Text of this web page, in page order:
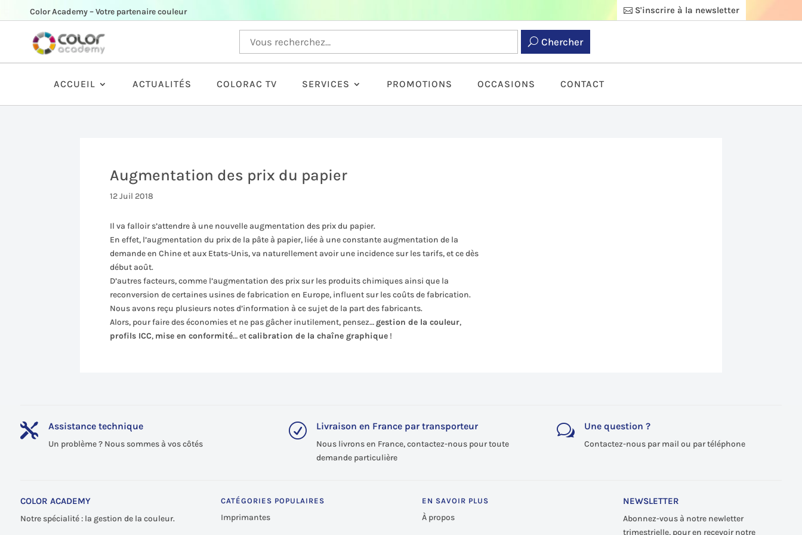
Color Academy – Votre partenaire couleur S'inscrire à la newsletter
Chercher
ACCUEIL ACTUALITÉS COLORAC TV SERVICES PROMOTIONS OCCASIONS CONTACT
Augmentation des prix du papier
12 Juil 2018
Il va falloir s’attendre à une nouvelle augmentation des prix du papier.
En effet, l’augmentation du prix de la pâte à papier, liée à une constante augmentation de la
demande en Chine et aux Etats-Unis, va naturellement avoir une incidence sur les tarifs, et ce dès
début août.
D’autres facteurs, comme l’augmentation des prix sur les produits chimiques ainsi que la
reconversion de certaines usines de fabrication en Europe, influent sur les coûts de fabrication.
Nous avons reçu plusieurs notes d’information à ce sujet de la part des fabricants.
Alors, pour faire des économies et ne pas gâcher inutilement, pensez…gestion de la couleur,
profils ICC, mise en conformité… etcalibration de la chaîne graphique !
 Assistance technique
Un problème ? Nous sommes à vos côtés
R Livraison en France par transporteur
Nous livrons en France, contactez-nous pour toute
demande particulière
w Une question ?
Contactez-nous par mail ou par téléphone
COLOR ACADEMY
Notre spécialité : la gestion de la couleur.
CATÉGORIES POPULAIRES
Imprimantes
EN SAVOIR PLUS
À propos
NEWSLETTER
Abonnez-vous à notre newletter
trimestrielle, pour en recevoir notre